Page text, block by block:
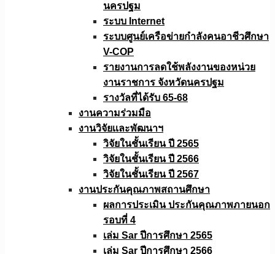
นครปฐม
ระบบ Internet
ระบบศูนย์เครือข่ายกำลังคนอาชีวศึกษา
V-COP
รายงานการลดใช้พลังงานของหน่วย
งานราชการ จังหวัดนครปฐม
รางวัลที่ได้รับ 65-68
งานความร่วมมือ
งานวิจัยเเละพัฒนาฯ
วิจัยในชั้นเรียน ปี 2565
วิจัยในชั้นเรียน ปี 2566
วิจัยในชั้นเรียน ปี 2567
งานประกันคุณภาพสถานศึกษา
ผลการประเมิน ประกันคุณภาพภายนอก
รอบที่ 4
เล่ม Sar ปีการศึกษา 2565
เล่ม Sar ปีการศึกษา 2566